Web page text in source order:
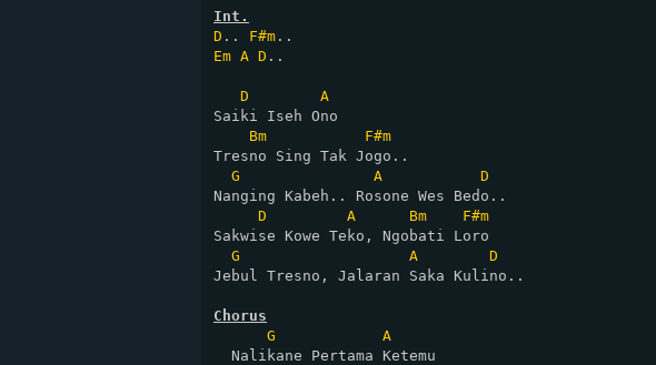
Int.
D .. F#m
Em A D ..
D
A
Saiki Iseh Ono
Bm
F#m
Tresno Sing Tak Jogo..
G
A
D
Nanging Kabeh.. Rosone Wes Bedo..
D
A Bm
F#m
Sakwise Kowe Teko, Ngobati Loro
G
A
D
Jebul Tresno, Jalaran Saka Kulino..
Chorus
G
A
  Nalikane Pertama Ketemu